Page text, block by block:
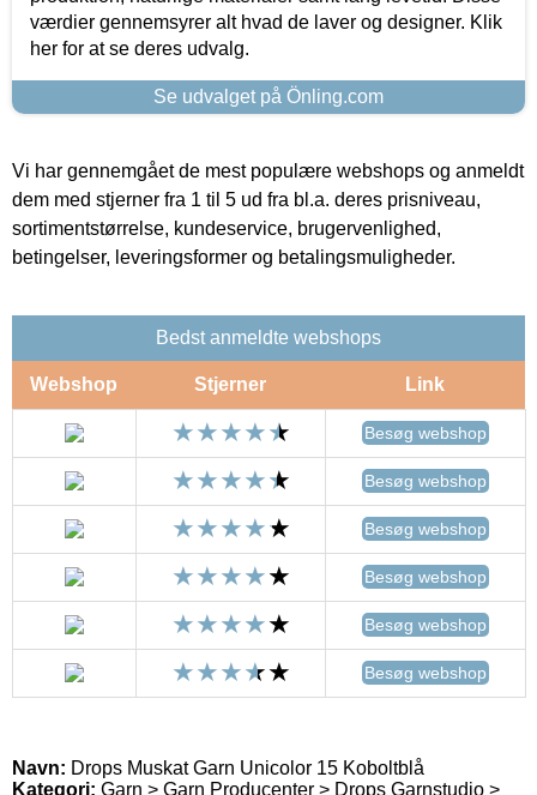
værdier gennemsyrer alt hvad de laver og designer. Klik
her for at se deres udvalg.
Se udvalget på Önling.com
Vi har gennemgået de mest populære webshops og anmeldt
dem med stjerner fra 1 til 5 ud fra bl.a. deres prisniveau,
sortimentstørrelse, kundeservice, brugervenlighed,
betingelser, leveringsformer og betalingsmuligheder.
Bedst anmeldte webshops
Webshop Stjerner Link
Besøg webshop
Besøg webshop
Besøg webshop
Besøg webshop
Besøg webshop
Besøg webshop
Navn: Drops Muskat Garn Unicolor 15 Koboltblå
Kategori: Garn > Garn Producenter > Drops Garnstudio >